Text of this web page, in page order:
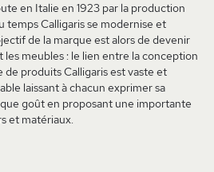
en Italie en 1923 par la production
temps Calligaris se modernise et
de la marque est alors de devenir
les meubles : le lien entre la conception
de produits Calligaris est vaste et
laissant à chacun exprimer sa
goût en proposant une importante
et matériaux.